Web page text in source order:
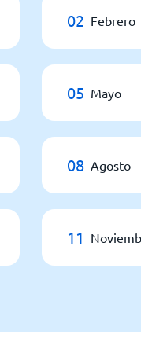
02 Febrero
05 Mayo
08 Agosto
11